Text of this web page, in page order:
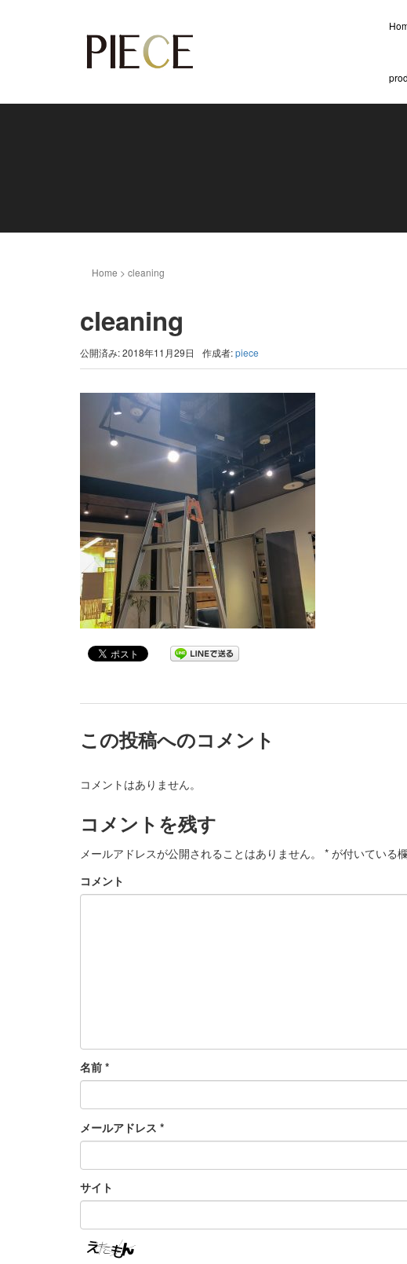
Home > cleaning
cleaning
公開済み: 2018年11月29日 作成者:piece
この投稿へのコメント
コメントはありません。
コメントを残す
メールアドレスが公開されることはありません。 * が付いている
コメント
名前 *
メールアドレス *
サイト